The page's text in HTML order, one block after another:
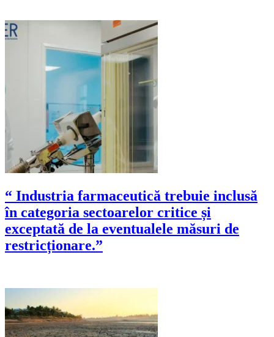
“ Industria farmaceutică trebuie inclusă
în categoria sectoarelor critice și
exceptată de la eventualele măsuri de
restricționare.”